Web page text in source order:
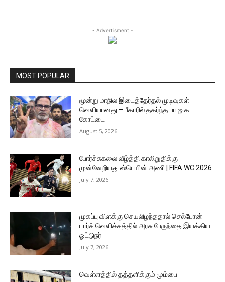
- Advertisment -
MOST POPULAR
மூன்று மாநில இடைத்தேர்தல் முடிவுகள்
வெளியானது – பீகாரில் தகர்ந்த பா.ஜ.க
கோட்டை
August 5, 2026
போர்ச்சுகலை வீழ்த்தி காலிறுதிக்கு
முன்னேறியது ஸ்பெயின் அணி | FIFA WC 2026
July 7, 2026
முகப்பு விளக்கு செயலிழந்ததால் செல்போன்
டார்ச் வெளிச்சத்தில் அரசு பேருந்தை இயக்கிய
ஓட்டுநர்
July 7, 2026
வெள்ளத்தில் தத்தளிக்கும் மும்பை